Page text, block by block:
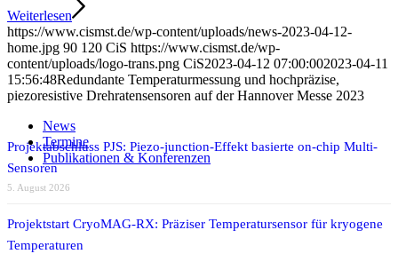
Weiterlesen
https://www.cismst.de/wp-content/uploads/news-2023-04-12-
home.jpg 90 120 CiS https://www.cismst.de/wp-
content/uploads/logo-trans.png CiS2023-04-12 07:00:002023-04-11
15:56:48Redundante Temperaturmessung und hochpräzise,
piezoresistive Drehratensensoren auf der Hannover Messe 2023
News
Termine
Publikationen & Konferenzen
Projektabschluss PJS: Piezo-junction-Effekt basierte on-chip Multi-
Sensoren
5. August 2026
Projektstart CryoMAG-RX: Präziser Temperatursensor für kryogene
Temperaturen